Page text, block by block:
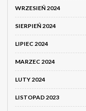
WRZESIEŃ 2024
SIERPIEŃ 2024
LIPIEC 2024
MARZEC 2024
LUTY 2024
LISTOPAD 2023